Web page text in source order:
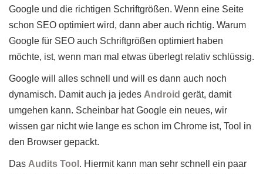
Google und die richtigen Schriftgrößen. Wenn eine Seite
schon SEO optimiert wird, dann aber auch richtig. Warum
Google für SEO auch Schriftgrößen optimiert haben
möchte, ist, wenn man mal etwas überlegt relativ schlüssig.
Google will alles schnell und will es dann auch noch
dynamisch. Damit auch ja jedes Android gerät, damit
umgehen kann. Scheinbar hat Google ein neues, wir
wissen gar nicht wie lange es schon im Chrome ist, Tool in
den Browser gepackt.
Das Audits Tool . Hiermit kann man sehr schnell ein paar